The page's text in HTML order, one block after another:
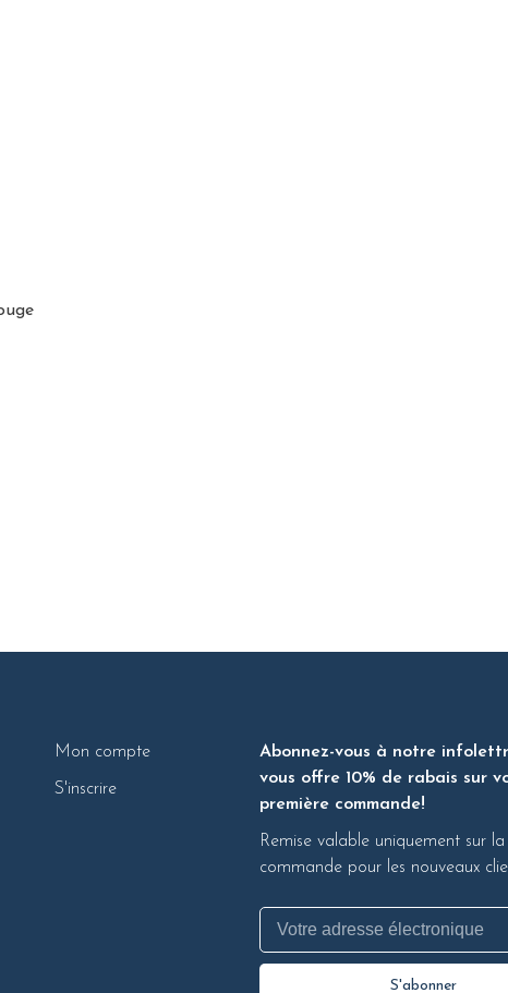
Mon compte
S'inscrire
Abonnez-vous à notre
vous offre 10% de rabais sur
première commande!
Remise valable uniquement sur
commande pour les nouveaux
S'abonner